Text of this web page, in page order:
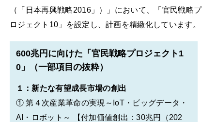
（「日本再興戦略2016」）」において、「官民戦略プ
ロジェクト10」を設定し、計画を精緻化しています。
600兆円に向けた「官民戦略プロジェクト1
0」（一部項目の抜粋）
１：新たな有望成長市場の創出
① 第４次産業革命の実現～IoT・ビッグデータ・
AI・ロボット～ 【付加価値創出：30兆円（202